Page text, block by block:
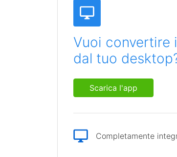
Vuoi convertire
dal tuo
Scarica l'app
Completamente